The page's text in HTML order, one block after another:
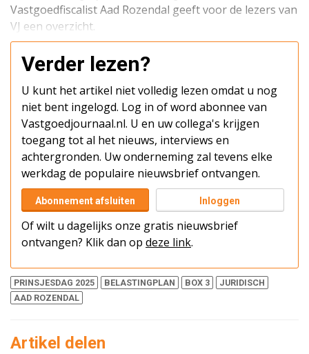
Vastgoedfiscalist Aad Rozendal geeft voor de lezers van
VJ een overzicht.
Verder lezen?
U kunt het artikel niet volledig lezen omdat u nog
niet bent ingelogd. Log in of word abonnee van
Vastgoedjournaal.nl. U en uw collega's krijgen
toegang tot al het nieuws, interviews en
achtergronden. Uw onderneming zal tevens elke
werkdag de populaire nieuwsbrief ontvangen.
Abonnement afsluiten Inloggen
Of wilt u dagelijks onze gratis nieuwsbrief
ontvangen? Klik dan op deze link.
PRINSJESDAG 2025 BELASTINGPLAN BOX 3
JURIDISCH
AAD ROZENDAL
Artikel delen